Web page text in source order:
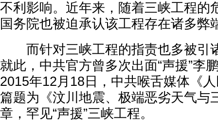
不利影响。近年来，随着三峡工程的
国务院也被迫承认该工程存在诸多弊
而针对三峡工程的指责也多被引
就此，中共官方曾多次出面“声援”李
2015年12月18日，中共喉舌媒体《
篇题为《汶川地震、极端恶劣天气与
章，罕见“声援”三峡工程。